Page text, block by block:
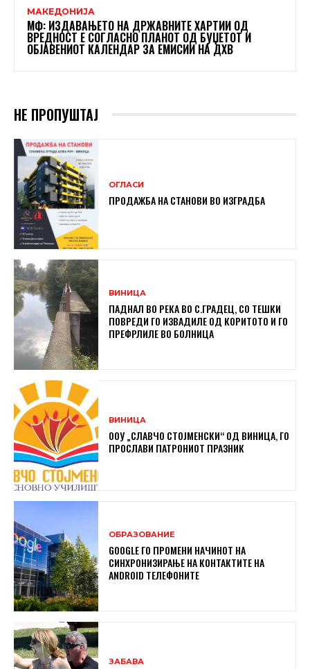
МАКЕДОНИЈА
МФ: ИЗДАВАЊЕТО НА ДРЖАВНИТЕ ХАРТИИ ОД
ВРЕДНОСТ Е СОГЛАСНО ПЛАНОТ ОД БУЏЕТОТ И
ОБЈАВЕНИОТ КАЛЕНДАР ЗА ЕМИСИИ НА ДХВ
НЕ ПРОПУШТАЈ
ОГЛАСИ
ПРОДАЖБА НА СТАНОВИ ВО ИЗГРАДБА
ВИНИЦА
ПАДНАЛ ВО РЕКА ВО С.ГРАДЕЦ, СО ТЕШКИ
ПОВРЕДИ ГО ИЗВАДИЛЕ ОД КОРИТОТО И ГО
ПРЕФРЛИЛЕ ВО БОЛНИЦА
ВИНИЦА
ООУ „СЛАВЧО СТОЈМЕНСКИ“ ОД ВИНИЦА, ГО
ПРОСЛАВИ ПАТРОНИОТ ПРАЗНИК
ОБРАЗОВАНИЕ
GOOGLE ГО ПРОМЕНИ НАЧИНОТ НА
СИНХРОНИЗИРАЊЕ НА КОНТАКТИТЕ НА
ANDROID ТЕЛЕФОНИТЕ
ЗАБАВА